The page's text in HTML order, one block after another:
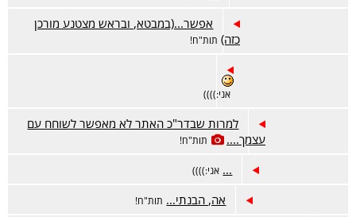
אפשר...(במבטא, ובראש מצטנע מורכן
כזה) תות"ח!
אני:))))
למרות שבדר"כ האתר לא מאפשר לשוחח עם
עצמך....
תות"ח!
... אני:))))
אה, הבנתי... תות"ח!